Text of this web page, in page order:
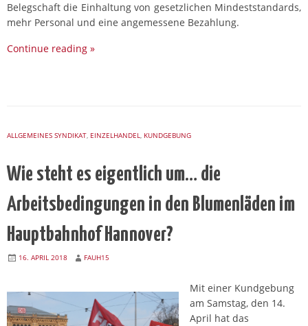
Belegschaft die Einhaltung von gesetzlichen Mindeststandards,
mehr Personal und eine angemessene Bezahlung.
Continue reading »
ALLGEMEINES SYNDIKAT, EINZELHANDEL, KUNDGEBUNG
Wie steht es eigentlich um… die
Arbeitsbedingungen in den Blumenläden im
Hauptbahnhof Hannover?
16. APRIL 2018 FAUH15
Mit einer Kundgebung
am Samstag, den 14.
April hat das